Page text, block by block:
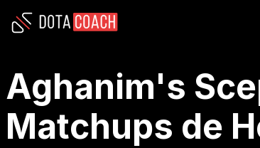
Aghanim's
Matchups de